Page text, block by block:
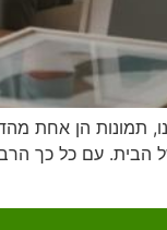
הן אחת
הבית. עם כל כך